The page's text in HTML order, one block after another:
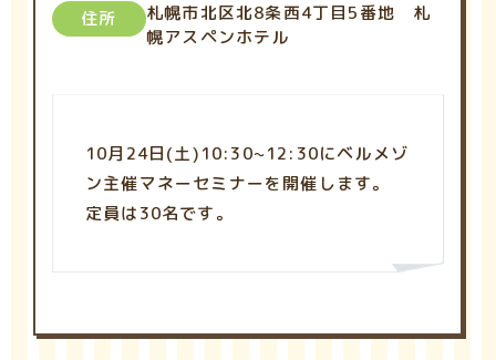
住所
札幌市北区北8条西4丁目5番地 札
幌アスペンホテル
10月24日(土)10:30~12:30にベルメゾ
ン主催マネーセミナーを開催します。
定員は30名です。